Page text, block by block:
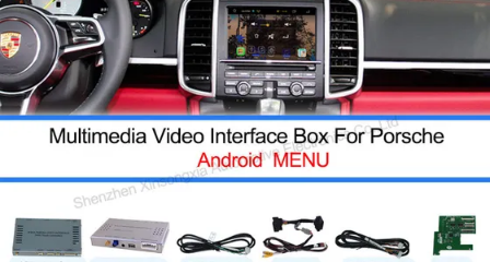
PRIVACY
POLICY